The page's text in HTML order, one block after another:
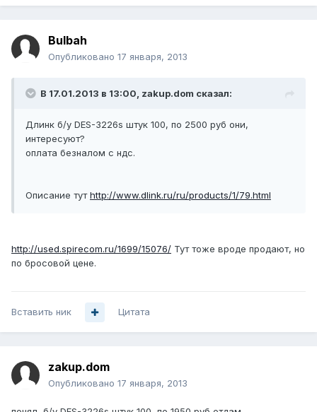
Bulbah
Опубликовано 17 января, 2013
В 17.01.2013 в 13:00, zakup.dom сказал:
Длинк б/у DES-3226s штук 100, по 2500 руб они,
интересуют?
оплата безналом с ндс.
Описание тутhttp://www.dlink.ru/ru/products/1/79.html
http://used.spirecom.ru/1699/15076/ Тут тоже вроде продают, но
по бросовой цене.
Вставить ник Цитата
zakup.dom
Опубликовано 17 января, 2013